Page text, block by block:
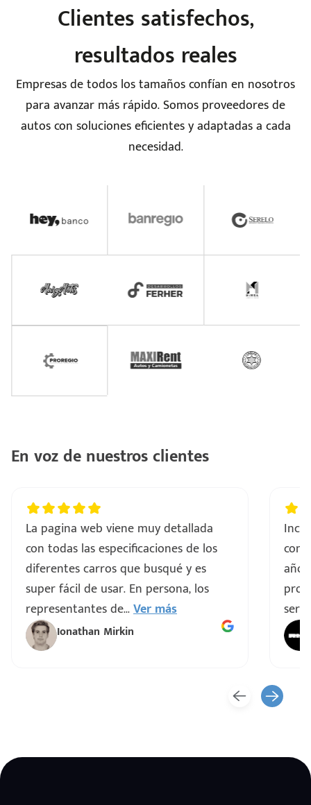
Clientes satisfechos,
resultados reales
Empresas de todos los tamaños confían en nosotros
para avanzar más rápido. Somos proveedores de
autos con soluciones eficientes y adaptadas a cada
necesidad.
En voz de nuestros clientes
La pagina web viene muy detallada
con todas las especificaciones de los
diferentes carros que busqué y es
super fácil de usar. En persona, los
representantes de...Ver más
Ionathan Mirkin